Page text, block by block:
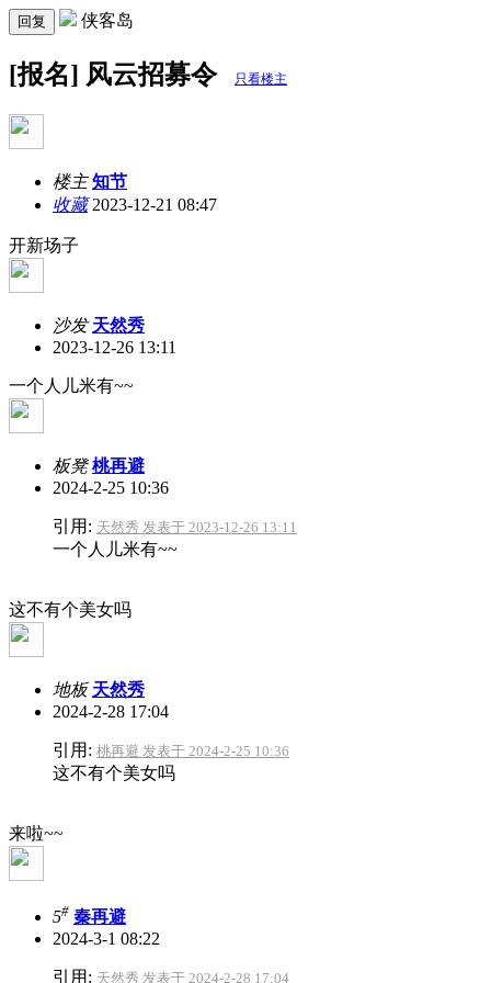
回复 侠客岛
[报名] 风云招募令 只看楼主
楼主 知节
收藏2023-12-21 08:47
开新场子
沙发 天然秀
2023-12-26 13:11
一个人儿米有~~
板凳 桃再避
2024-2-25 10:36
引用: 天然秀 发表于 2023-12-26 13:11
一个人儿米有~~
这不有个美女吗
地板 天然秀
2024-2-28 17:04
引用: 桃再避 发表于 2024-2-25 10:36
这不有个美女吗
来啦~~
5# 秦再避
2024-3-1 08:22
引用: 天然秀 发表于 2024-2-28 17:04